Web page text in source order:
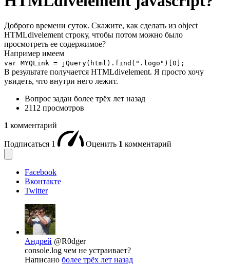
Доброго времени суток. Скажите, как сделать из object
HTMLdivelement строку, чтобы потом можно было
просмотреть ее содержимое?
Например имеем
var MYQLink = jQuery(html).find(".logo")[0];
В результате получается HTMLdivelement. Я просто хочу
увидеть, что внутри него лежит.
Вопрос задан более трёх лет назад
2112 просмотров
1 комментарий
Подписаться 1 Оценить 1 комментарий
Facebook
Вконтакте
Twitter
Андрей @R0dger
console.log чем не устраивает?
Написано более трёх лет назад